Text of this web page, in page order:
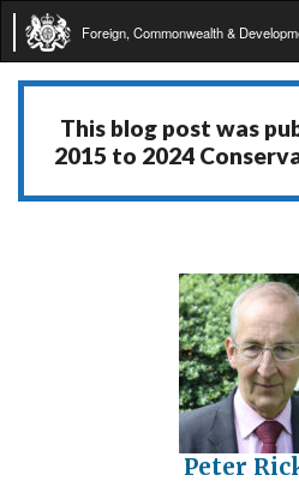
Foreign, Commonwealth &
This blog post was
2015 to 2024
Peter